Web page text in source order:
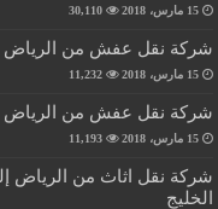
15 مارس، 2018 30,110
شركة نقل عفش من الرياض
15 مارس، 2018 11,232
شركة نقل عفش من الرياض
15 مارس، 2018 11,193
شركة نقل اثاث من الرياض
الخليج